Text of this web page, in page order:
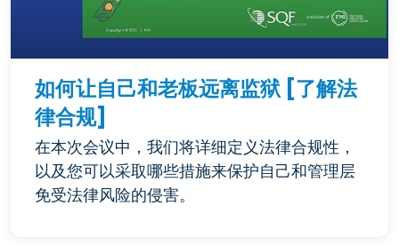
如何让自己和老板远离监狱 [了解法
律合规]
在本次会议中，我们将详细定义法律合规性，
以及您可以采取哪些措施来保护自己和管理层
免受法律风险的侵害。